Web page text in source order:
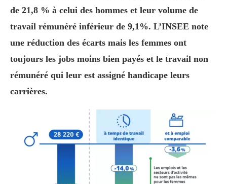
de 21,8 % à celui des hommes et leur volume de
travail rémunéré inférieur de 9,1%. L’INSEE note
une réduction des écarts mais les femmes ont
toujours les jobs moins bien payés et le travail non
rémunéré qui leur est assigné handicape leurs
carrières.